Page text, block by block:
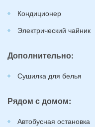
Кондиционер
Электрический чайник
Дополнительно:
Сушилка для белья
Рядом с домом:
Автобусная остановка